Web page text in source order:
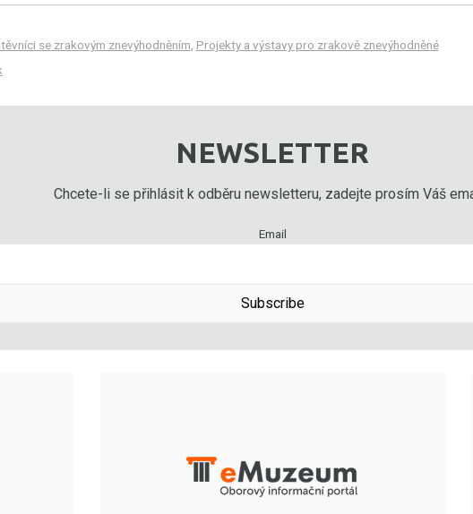
se zrakovým znevýhodněním Projekty a výstavy pro zrakově znevýhodněné
NEWSLETTER
Chcete-li se přihlásit k odběru newsletteru, zadejte prosím Váš
Email
Subscribe